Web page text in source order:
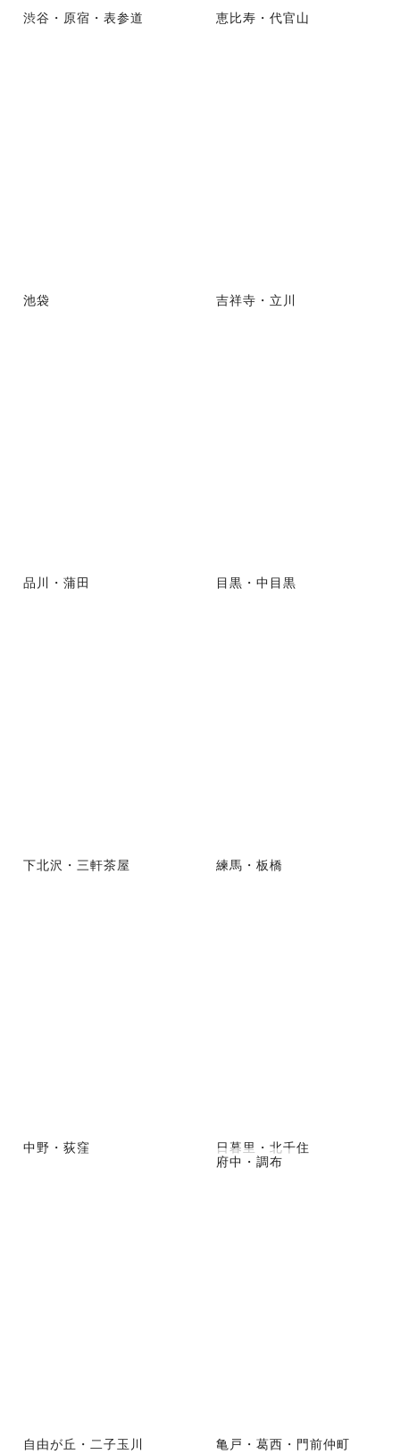
渋谷・原宿・表参道 恵比寿・代官山
池袋 吉祥寺・立川
品川・蒲田 目黒・中目黒
下北沢・三軒茶屋 練馬・板橋
中野・荻窪
日暮里・北千住
府中・調布
自由が丘・二子玉川 亀戸・葛西・門前仲町